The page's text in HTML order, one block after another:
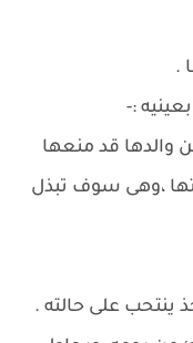
.
:-
والدها قد منعها
،وهى سوف تبذل
ينتحب على حالته .